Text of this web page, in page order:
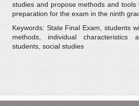
studies and propose methods and tools
preparation for the exam in the ninth
Keywords: State Final Exam, students
methods, individual characteristics
students, social studies